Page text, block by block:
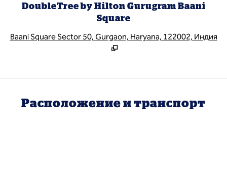
DoubleTree by Hilton Gurugram Baani
Square
Baani Square Sector 50, Gurgaon, Haryana, 122002, Индия
Расположение и транспорт